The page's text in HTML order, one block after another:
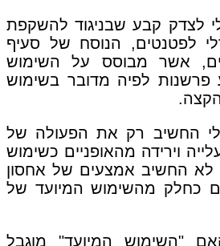
לצדק קבע שבניגוד להשקפת
לפטנטים, הנוסח של סעיף
אשר מבוסס על השימוש
פרשנות לפיה מדובר בשימוש
החשיב רק את הפעולה של
וירידה מהאופניים כשימוש
לא החשיב אמצעים של אחסון
כחלק מהשימוש המיועד של
"השימוש המיועד" מוגבל